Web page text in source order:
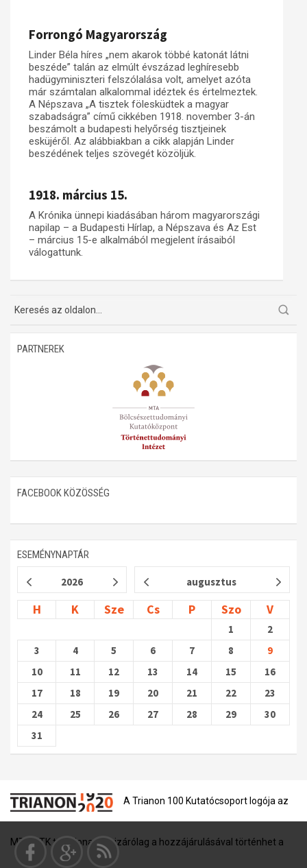
Forrongó Magyarország
Linder Béla híres „nem akarok többé katonát látni
beszéde” talán az elmúlt évszázad leghíresebb
hadügyminiszteri felszólalása volt, amelyet azóta
már számtalan alkalommal idéztek és értelmeztek.
A Népszava „A tisztek fölesküdtek a magyar
szabadságra” című cikkében 1918. november 3-án
beszámolt a budapesti helyőrség tisztjeinek
esküjéről. Az alábbiakban a cikk alapján Linder
beszédének teljes szövegét közöljük.
1918. március 15.
A Krónika ünnepi kiadásában három magyarországi
napilap – a Budapesti Hírlap, a Népszava és Az Est
– március 15-e alkalmából megjelent írásaiból
válogattunk.
PARTNEREK
FACEBOOK KÖZÖSSÉG
ESEMÉNYNAPTÁR
2026 augusztus
H K Sze Cs P Szo V
1
2
3
4 5 6 7 8
9
10
11 12 13 14 15
16
17
18 19 20 21 22
23
24
25 26 27 28 29
30
31
A Trianon 100 Kutatócsoport logója az
MTA BTK tulajdona, és kizárólag a hozzájárulásával történhet a